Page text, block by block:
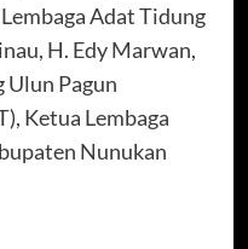
Adat Tidung
H. Edy Marwan,
Ulun Pagun
Ketua Lembaga
Nunukan